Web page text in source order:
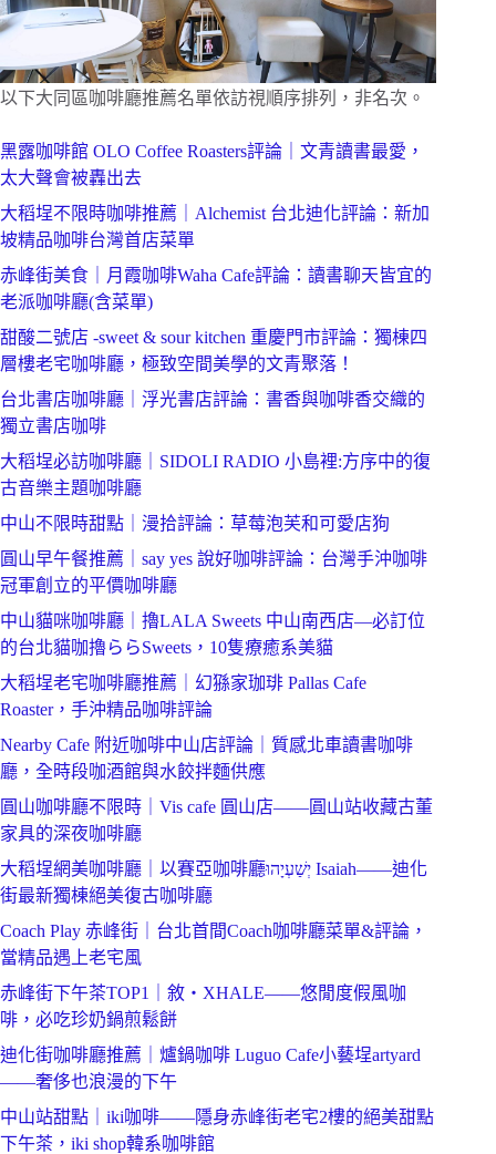
以下大同區咖啡廳推薦名單依訪視順序排列，非名次。
黑露咖啡館 OLO Coffee Roasters評論｜文青讀書最愛，
太大聲會被轟出去
大稻埕不限時咖啡推薦｜Alchemist 台北迪化評論：新加
坡精品咖啡台灣首店菜單
赤峰街美食｜月霞咖啡Waha Cafe評論：讀書聊天皆宜的
老派咖啡廳(含菜單)
甜酸二號店 -sweet & sour kitchen 重慶門市評論：獨棟四
層樓老宅咖啡廳，極致空間美學的文青聚落！
台北書店咖啡廳｜浮光書店評論：書香與咖啡香交織的
獨立書店咖啡
大稻埕必訪咖啡廳｜SIDOLI RADIO 小島裡:方序中的復
古音樂主題咖啡廳
中山不限時甜點｜漫拾評論：草莓泡芙和可愛店狗
圓山早午餐推薦｜say yes 說好咖啡評論：台灣手沖咖啡
冠軍創立的平價咖啡廳
中山貓咪咖啡廳｜擼LALA Sweets 中山南西店—必訂位
的台北貓咖擼ららSweets，10隻療癒系美貓
大稻埕老宅咖啡廳推薦｜幻猻家珈琲 Pallas Cafe
Roaster，手沖精品咖啡評論
Nearby Cafe 附近咖啡中山店評論｜質感北車讀書咖啡
廳，全時段咖酒館與水餃拌麵供應
圓山咖啡廳不限時｜Vis cafe 圓山店——圓山站收藏古董
家具的深夜咖啡廳
大稻埕網美咖啡廳｜以賽亞咖啡廳יְשַׁעְיָהוּ Isaiah——迪化
街最新獨棟絕美復古咖啡廳
Coach Play 赤峰街｜台北首間Coach咖啡廳菜單&評論，
當精品遇上老宅風
赤峰街下午茶TOP1｜敘‧XHALE——悠閒度假風咖
啡，必吃珍奶鍋煎鬆餅
迪化街咖啡廳推薦｜爐鍋咖啡 Luguo Cafe小藝埕artyard
——奢侈也浪漫的下午
中山站甜點｜iki咖啡——隱身赤峰街老宅2樓的絕美甜點
下午茶，iki shop韓系咖啡館